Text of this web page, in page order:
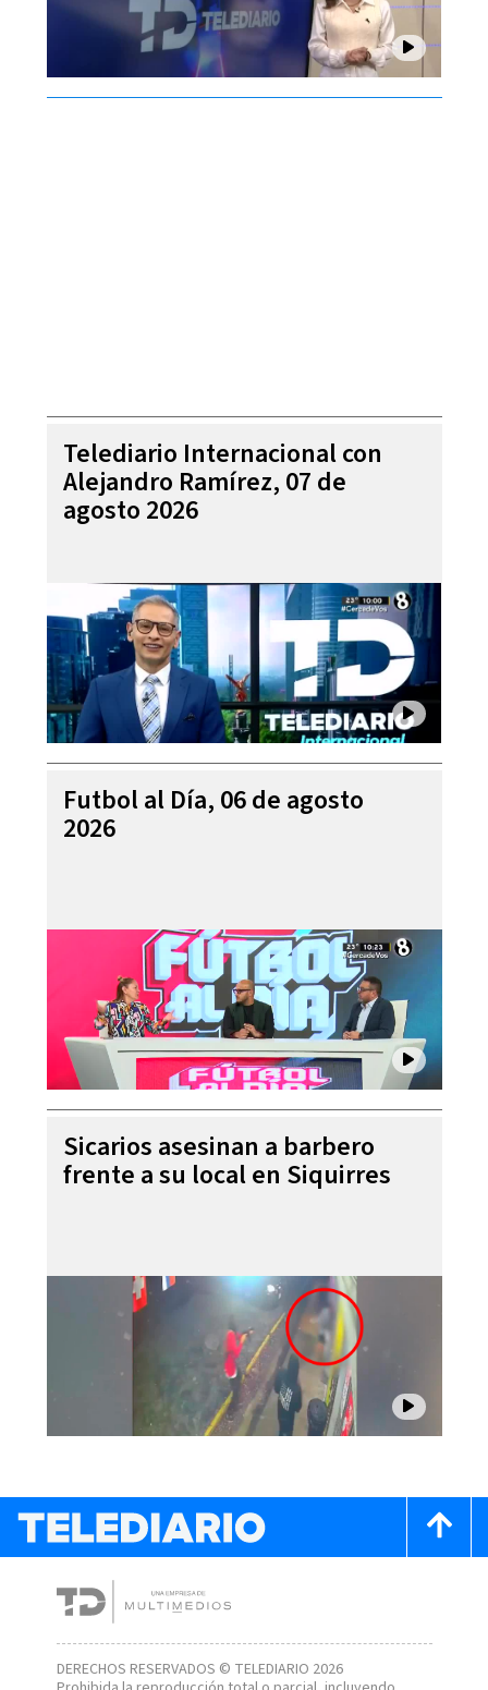
Telediario Internacional con
Alejandro Ramírez, 07 de
agosto 2026
Futbol al Día, 06 de agosto
2026
Sicarios asesinan a barbero
frente a su local en Siquirres
DERECHOS RESERVADOS © TELEDIARIO 2026